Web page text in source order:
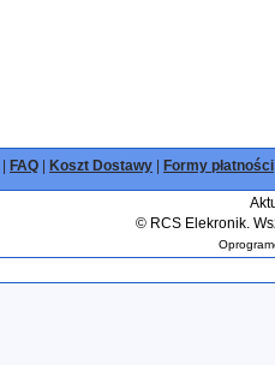
FAQ Koszt Dostawy Formy płatności
©RCS Elekronik.